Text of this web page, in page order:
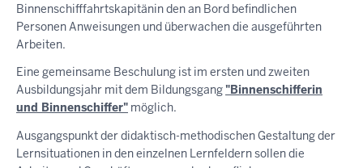
Binnenschifffahrtskapitänin den an Bord befindlichen
Personen Anweisungen und überwachen die ausgeführten
Arbeiten.
Eine gemeinsame Beschulung ist im ersten und zweiten
Ausbildungsjahr mit dem Bildungsgang "Binnenschifferin
und Binnenschiffer" möglich.
Ausgangspunkt der didaktisch-methodischen Gestaltung der
Lernsituationen in den einzelnen Lernfeldern sollen die